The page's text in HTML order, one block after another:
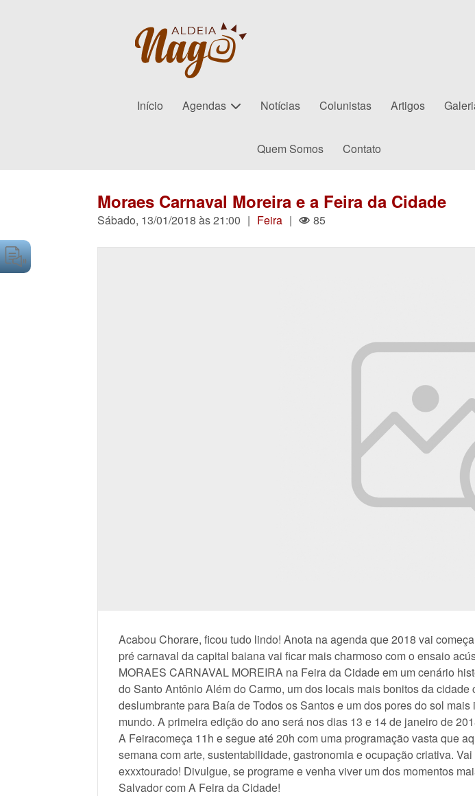
Início Agendas Notícias Colunistas Artigos
Quem Somos Contato
Moraes Carnaval Moreira e a Feira da Cidade
Sábado, 13/01/2018 às 21:00 | Feira | 85
Acabou Chorare, ficou tudo lindo! Anota na agenda que 2018 vai
pré carnaval da capital baiana vai ficar mais charmoso com o ensaio
MORAES CARNAVAL MOREIRA na Feira da Cidade em um cenário
do Santo Antônio Além do Carmo, um dos locais mais bonitos da cidade
deslumbrante para Baía de Todos os Santos e um dos pores do sol mais
mundo. A primeira edição do ano será nos dias 13 e 14 de janeiro de
A Feiracomeça 11h e segue até 20h com uma programação vasta que
semana com arte, sustentabilidade, gastronomia e ocupação criativa. Vai
exxxtourado! Divulgue, se programe e venha viver um dos momentos
Salvador com A Feira da Cidade!